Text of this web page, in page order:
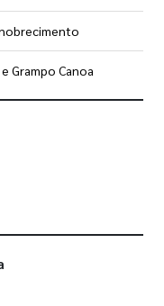
Grampo Canoa
nossos gabaritos